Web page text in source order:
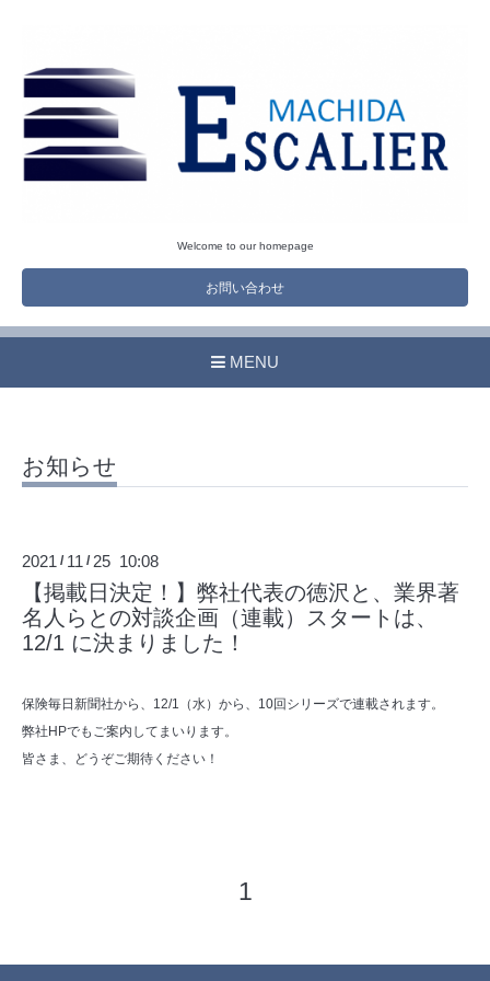
Welcome to our homepage
お問い合わせ
MENU
お知らせ
2021 / 11 / 25 10:08
【掲載日決定！】弊社代表の徳沢と、業界著
名人らとの対談企画（連載）スタートは、
12/1 に決まりました！
保険毎日新聞社から、12/1（水）から、10回シリーズで連載されます。
弊社HPでもご案内してまいります。
皆さま、どうぞご期待ください！
1